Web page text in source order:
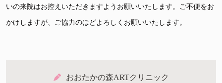
いの来院はお控えいただきますようお願いいたします。ご不便をお
かけしますが、ご協力のほどよろしくお願いいたします。
おおたかの森ARTクリニック